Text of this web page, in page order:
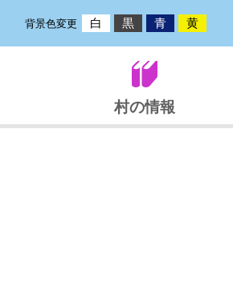
背景色変更 白 黒 青 黄
村の情報